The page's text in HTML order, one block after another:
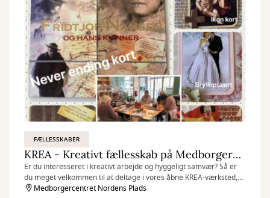
FÆLLESSKABER
KREA - Kreativt fællesskab på Medborgercentret
Er du interesseret i kreativt arbejde og hyggeligt samvær? Så er
du meget velkommen til at deltage i vores åbne KREA-værksted,
som finder sted hver fredag på Medborgercentret Nordens Plads.
Medborgercentret Nordens Plads